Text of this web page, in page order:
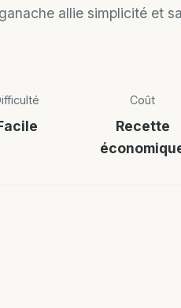
allie simplicité et
Coût
Recette